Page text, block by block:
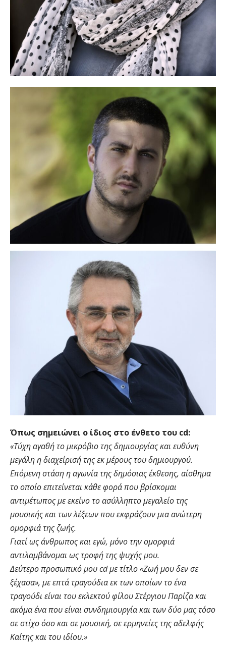
Όπως σημειώνει ο ίδιος στο ένθετο του cd:
«Τύχη αγαθή το μικρόβιο της δημιουργίας και ευθύνη
μεγάλη η διαχείρισή της εκ μέρους του δημιουργού.
Επόμενη στάση η αγωνία της δημόσιας έκθεσης, αίσθημα
το οποίο επιτείνεται κάθε φορά που βρίσκομαι
αντιμέτωπος με εκείνο το ασύλληπτο μεγαλείο της
μουσικής και των λέξεων που εκφράζουν μια ανώτερη
ομορφιά της ζωής.
Γιατί ως άνθρωπος και εγώ, μόνο την ομορφιά
αντιλαμβάνομαι ως τροφή της ψυχής μου.
Δεύτερο προσωπικό μου cd με τίτλο «Ζωή μου δεν σε
ξέχασα», με επτά τραγούδια εκ των οποίων το ένα
τραγούδι είναι του εκλεκτού φίλου Στέργιου Παρίζα και
ακόμα ένα που είναι συνδημιουργία και των δύο μας τόσο
σε στίχο όσο και σε μουσική, σε ερμηνείες της αδελφής
Καίτης και του ιδίου.»